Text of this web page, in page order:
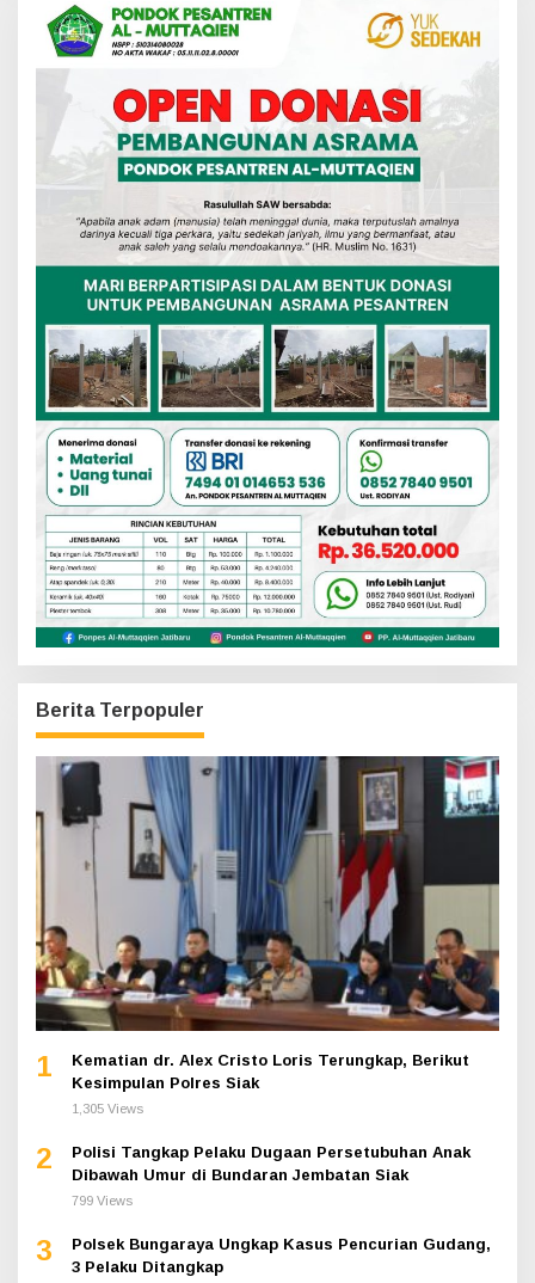
Berita Terpopuler
1
Kematian dr. Alex Cristo Loris Terungkap, Berikut
Kesimpulan Polres Siak
1,305 Views
2
Polisi Tangkap Pelaku Dugaan Persetubuhan Anak
Dibawah Umur di Bundaran Jembatan Siak
799 Views
3
Polsek Bungaraya Ungkap Kasus Pencurian Gudang,
3 Pelaku Ditangkap